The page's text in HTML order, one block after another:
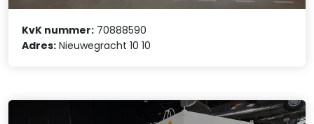
KvK nummer: 70888590
Adres: Nieuwegracht 10 10